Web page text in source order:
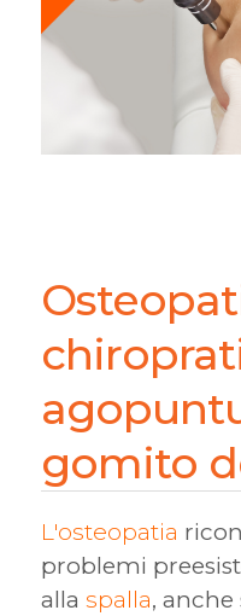
gomito
L'osteopatia
problemi
alla spalla, anche